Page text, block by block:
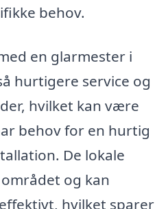
behov.
en glarmester i
hurtigere service og
hvilket kan være
behov for en hurtig
De lokale
og kan
hvilket sparer